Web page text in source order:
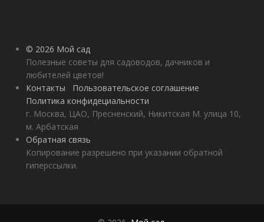
© 2026 Мой сад
Полезные советы для садоводов, дачников и
любителей цветов!
Контакты
Пользовательское соглашение
Политика конфидециальности
г. Москва, ЦАО, Пресненский, Никитская М. улица 10,
м. Арбатская
Обратная связь
Копирование разрешено при указании обратной
гиперссылки.